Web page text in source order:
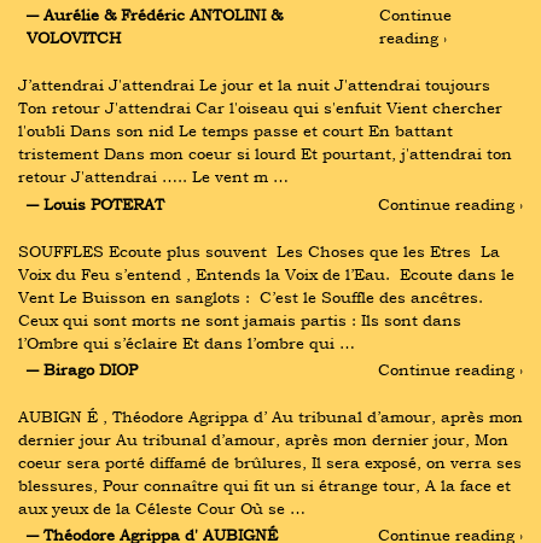
― Aurélie & Frédéric ANTOLINI &
VOLOVITCH
Continue
reading ›
J’attendrai J'attendrai Le jour et la nuit J'attendrai toujours
Ton retour J'attendrai Car l'oiseau qui s'enfuit Vient chercher
l'oubli Dans son nid Le temps passe et court En battant
tristement Dans mon coeur si lourd Et pourtant, j'attendrai ton
retour J'attendrai ….. Le vent m …
― Louis POTERAT
Continue reading ›
SOUFFLES Ecoute plus souvent  Les Choses que les Etres  La
Voix du Feu s’entend , Entends la Voix de l’Eau.  Ecoute dans le
Vent Le Buisson en sanglots :  C’est le Souffle des ancêtres.
Ceux qui sont morts ne sont jamais partis : Ils sont dans
l’Ombre qui s’éclaire Et dans l’ombre qui …
― Birago DIOP
Continue reading ›
AUBIGN É , Théodore Agrippa d’ Au tribunal d’amour, après mon
dernier jour Au tribunal d’amour, après mon dernier jour, Mon
coeur sera porté diffamé de brûlures, Il sera exposé, on verra ses
blessures, Pour connaître qui fit un si étrange tour, A la face et
aux yeux de la Céleste Cour Où se …
― Théodore Agrippa d' AUBIGNÉ
Continue reading ›